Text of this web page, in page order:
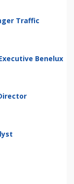
Traffic
Benelux